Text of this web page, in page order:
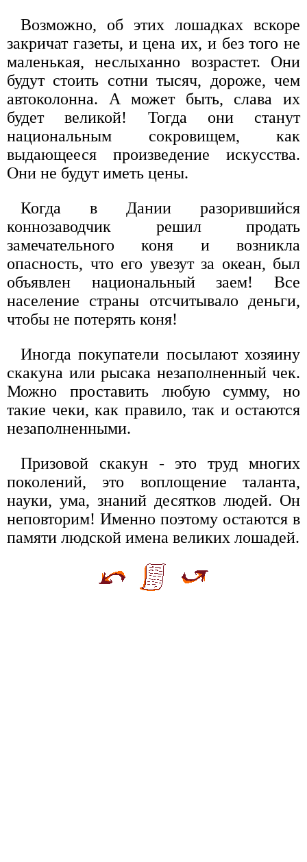
Возможно, об этих лошадках вскоре
закричат газеты, и цена их, и без того не
маленькая, неслыханно возрастет. Они
будут стоить сотни тысяч, дороже, чем
автоколонна. А может быть, слава их
будет великой! Тогда они станут
национальным сокровищем, как
выдающееся произведение искусства.
Они не будут иметь цены.
Когда в Дании разорившийся
коннозаводчик решил продать
замечательного коня и возникла
опасность, что его увезут за океан, был
объявлен национальный заем! Все
население страны отсчитывало деньги,
чтобы не потерять коня!
Иногда покупатели посылают хозяину
скакуна или рысака незаполненный чек.
Можно проставить любую сумму, но
такие чеки, как правило, так и остаются
незаполненными.
Призовой скакун - это труд многих
поколений, это воплощение таланта,
науки, ума, знаний десятков людей. Он
неповторим! Именно поэтому остаются в
памяти людской имена великих лошадей.